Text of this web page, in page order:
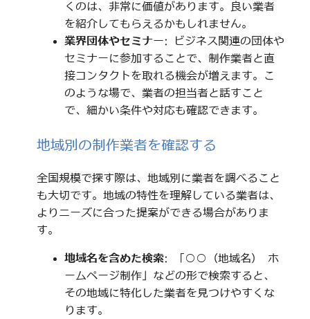
くのは、非常に価値があります。良い業者
を紹介してもらえるかもしれません。
業界団体やセミナー: ビジネス関連の団体や
セミナーに参加することで、制作業者と直
接コンタクトを取れる機会が増えます。こ
のような場で、業者の担当者と話すこと
で、細かい条件や対応も確認できます。
地域別の制作業者を確認する
全国規模で探す際は、地域別に業者を調べること
も大切です。地域の特性を理解している業者は、
よりニーズに合った提案ができる場合がありま
す。
地域名を含めた検索: 「○○（地域名） ホ
ームページ制作」などの形で検索すると、
その地域に特化した業者を見つけやすくな
ります。